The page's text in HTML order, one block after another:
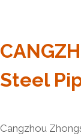
Steel
Cangzhou